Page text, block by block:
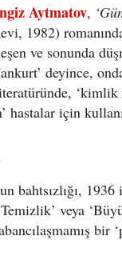
Aytmatov,
1982)
ve sonunda
deyince,
‘kimlik
hastalar için
bahtsızlığı, 1936
veya
bir